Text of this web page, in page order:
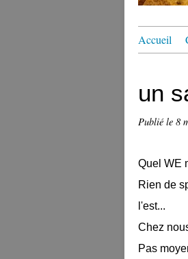
Accueil
un
Publié le 8
Quel WE
Rien de
l'est...
Chez
Pas